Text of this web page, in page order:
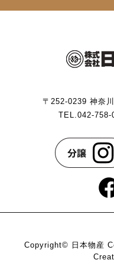
第２条（プライバ
日，住所，電話番号，
クレジットカード番号
などとの間でなされた
録や，決済に関する情
いいます。）などから
当社は，ユーザーにつ
ウエア，購入した商品
境（携帯端末を通じて
態，利用に際しての各
〒252-0239 神奈
TEL.042-758-
Copyright© 日本物産